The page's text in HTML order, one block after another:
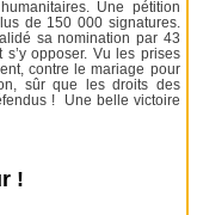
Une pétition
de 150 000 signatures.
sa nomination par 43
opposer. Vu les prises
contre le mariage pour
sûr que les droits des
! Une belle victoire
!